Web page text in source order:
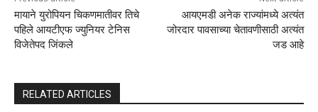
मायाने युरोपियन चिकणमातीवर तिचे
पहिले आयटीएफ ज्युनियर टेनिस
विजेतेपद जिंकले
आयएमडी अनेक राज्यांमध्ये अत्यंत
जोरदार पावसाच्या चेतावणीसाठी अत्यंत
जड आहे
RELATED ARTICLES